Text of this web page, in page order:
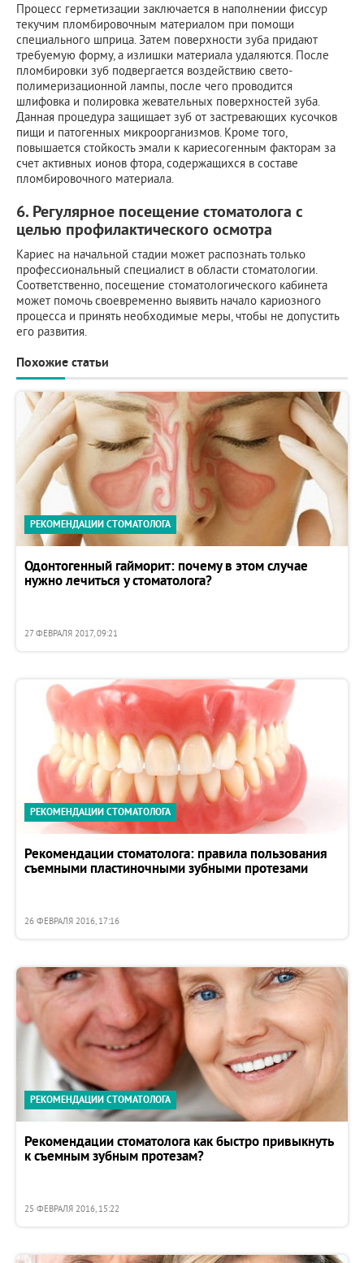
Процесс герметизации заключается в наполнении фиссур
текучим пломбировочным материалом при помощи
специального шприца. Затем поверхности зуба придают
требуемую форму, а излишки материала удаляются. После
пломбировки зуб подвергается воздействию свето-
полимеризационной лампы, после чего проводится
шлифовка и полировка жевательных поверхностей зуба.
Данная процедура защищает зуб от застревающих кусочков
пищи и патогенных микроорганизмов. Кроме того,
повышается стойкость эмали к кариесогенным факторам за
счет активных ионов фтора, содержащихся в составе
пломбировочного материала.
6. Регулярное посещение стоматолога с
целью профилактического осмотра
Кариес на начальной стадии может распознать только
профессиональный специалист в области стоматологии.
Соответственно, посещение стоматологического кабинета
может помочь своевременно выявить начало кариозного
процесса и принять необходимые меры, чтобы не допустить
его развития.
Похожие статьи
РЕКОМЕНДАЦИИ СТОМАТОЛОГА
Одонтогенный гайморит: почему в этом случае
нужно лечиться у стоматолога?
27 ФЕВРАЛЯ 2017, 09:21
РЕКОМЕНДАЦИИ СТОМАТОЛОГА
Рекомендации стоматолога: правила пользования
съемными пластиночными зубными протезами
26 ФЕВРАЛЯ 2016, 17:16
РЕКОМЕНДАЦИИ СТОМАТОЛОГА
Рекомендации стоматолога как быстро привыкнуть
к съемным зубным протезам?
25 ФЕВРАЛЯ 2016, 15:22